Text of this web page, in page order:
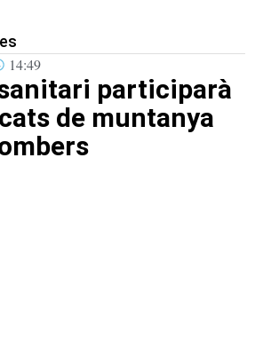
14:49
participarà
de muntanya